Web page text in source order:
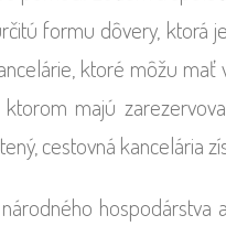
formu dôvery, ktorá
ktoré môžu
majú
cestovná kancelária
hospodárstva